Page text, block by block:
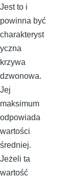
Jest to i
powinna być
charakteryst
yczna
krzywa
dzwonowa.
Jej
maksimum
odpowiada
wartości
średniej.
Jeżeli ta
wartość